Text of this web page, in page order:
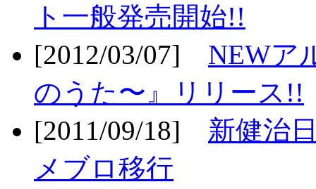
ト一般発売開始!!
[2012/03/07] NEWア
のうた〜』リリース!!
[2011/09/18] 新健治
メブロ移行